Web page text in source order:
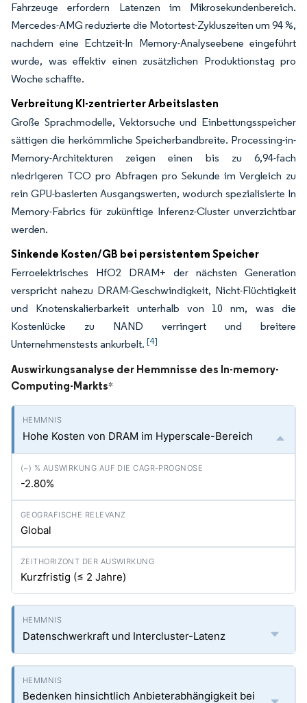
Fahrzeuge erfordern Latenzen im Mikrosekundenbereich.
Mercedes-AMG reduzierte die Motortest-Zykluszeiten um 94 %,
nachdem eine Echtzeit-In Memory-Analyseebene eingeführt
wurde, was effektiv einen zusätzlichen Produktionstag pro
Woche schaffte.
Verbreitung KI-zentrierter Arbeitslasten
Große Sprachmodelle, Vektorsuche und Einbettungsspeicher
sättigen die herkömmliche Speicherbandbreite. Processing-in-
Memory-Architekturen zeigen einen bis zu 6,94-fach
niedrigeren TCO pro Abfragen pro Sekunde im Vergleich zu
rein GPU-basierten Ausgangswerten, wodurch spezialisierte In
Memory-Fabrics für zukünftige Inferenz-Cluster unverzichtbar
werden.
Sinkende Kosten/GB bei persistentem Speicher
Ferroelektrisches HfO2 DRAM+ der nächsten Generation
verspricht nahezu DRAM-Geschwindigkeit, Nicht-Flüchtigkeit
und Knotenskalierbarkeit unterhalb von 10 nm, was die
Kostenlücke zu NAND verringert und breitere
Unternehmenstests ankurbelt. [4]
Auswirkungsanalyse der Hemmnisse des In-memory-
Computing-Markts*
Hohe Kosten von DRAM im Hyperscale-Bereich
-2.80%
Global
Kurzfristig (≤ 2 Jahre)
Datenschwerkraft und Intercluster-Latenz
Bedenken hinsichtlich Anbieterabhängigkeit bei